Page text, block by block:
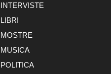
INTERVISTE
LIBRI
MOSTRE
MUSICA
POLITICA